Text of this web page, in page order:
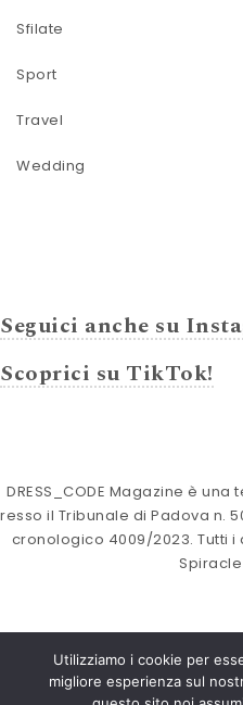
Sfilate
Sport
Travel
Wedding
Seguici anche su
Scoprici su TikTok!
DRESS_CODE Magazine è
il Tribunale di Padova n.
cronologico 4009/2023. Tutti i
Utilizziamo i cookie per
migliore esperienza sul